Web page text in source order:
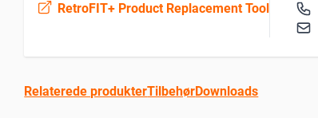
RetroFIT+ Product Replacement Tool
Relaterede produkterTilbehørDownloads